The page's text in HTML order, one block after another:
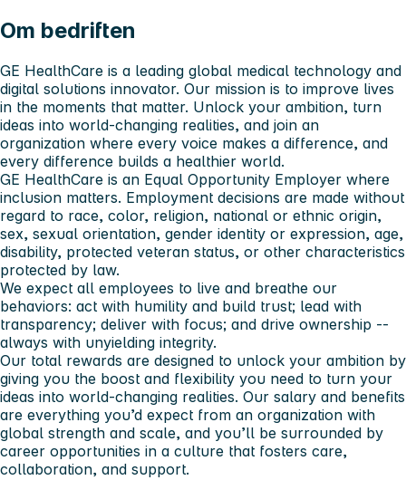
Om bedriften
GE HealthCare is a leading global medical technology and
digital solutions innovator. Our mission is to improve lives
in the moments that matter. Unlock your ambition, turn
ideas into world-changing realities, and join an
organization where every voice makes a difference, and
every difference builds a healthier world.
GE HealthCare is an Equal Opportunity Employer where
inclusion matters. Employment decisions are made without
regard to race, color, religion, national or ethnic origin,
sex, sexual orientation, gender identity or expression, age,
disability, protected veteran status, or other characteristics
protected by law.
We expect all employees to live and breathe our
behaviors: act with humility and build trust; lead with
transparency; deliver with focus; and drive ownership --
always with unyielding integrity.
Our total rewards are designed to unlock your ambition by
giving you the boost and flexibility you need to turn your
ideas into world-changing realities. Our salary and benefits
are everything you’d expect from an organization with
global strength and scale, and you’ll be surrounded by
career opportunities in a culture that fosters care,
collaboration, and support.